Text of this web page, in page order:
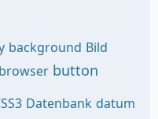
background Bild
browser button
Datenbank datum